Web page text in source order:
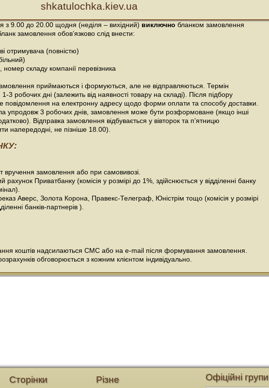
shkatulochka.kiev.ua
з 9.00 до 20.00 щодня (неділя – вихідний) виключно бланком замовлення
замовлення обов’язково слід внести:
отримувача (повністю)
номер складу компанії перевізника
замовлення приймаються і формуються, але не відправляються. Термін
робочих дні (залежить від наявності товару на складі). Після підбору
повідомлення на електронну адресу щодо форми оплати та способу доставки.
упродовж 3 робочих днів, замовлення може бути розформоване (якщо інші
Відправка замовлення відбувається у вівторок та п’ятницю
напередодні, не пізніше 18.00).
вручення замовлення або при самовивозі.
Приватбанку (комісія у розмірі до 1%, здійснюється у відділенні банку
Аверс, Золота Корона, Правекс-Телеграф, Юністрім тощо (комісія у розмірі
банків-партнерів ).
коштів надсилаються СМС або на e-mail після формування замовлення.
обговорюється з кожним клієнтом індивідуально.
Офіційні групи
Різне
Сторінки